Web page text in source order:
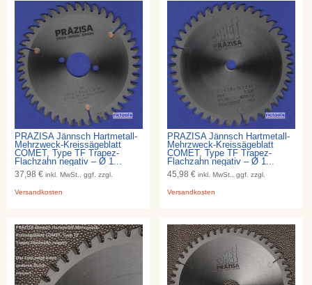
PRÄZISA Jännsch Hartmetall-
Mehrzweck-Kreissägeblatt
COMET, Type TF Trapez-
Flachzahn negativ – Ø 1...
37,98 € inkl. MwSt., ggf. zzgl.
Versandkosten
PRÄZISA Jännsch Hartmetall-
Mehrzweck-Kreissägeblatt
COMET, Type TF Trapez-
Flachzahn negativ – Ø 1...
45,98 €inkl. MwSt., ggf. zzgl.
Versandkosten